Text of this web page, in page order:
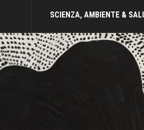
SCIENZA, AMBIENTE &